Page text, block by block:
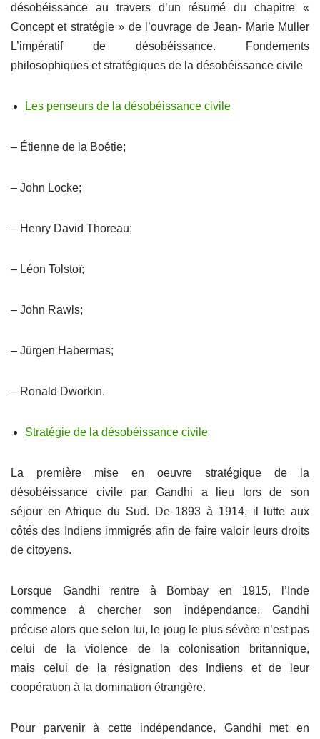
désobéissance au travers d’un résumé du chapitre «
Concept et stratégie » de l’ouvrage de Jean- Marie Muller
L’impératif de désobéissance. Fondements
philosophiques et stratégiques de la désobéissance civile
Les penseurs de la désobéissance civile
– Étienne de la Boétie;
– John Locke;
– Henry David Thoreau;
– Léon Tolstoï;
– John Rawls;
– Jürgen Habermas;
– Ronald Dworkin.
Stratégie de la désobéissance civile
La première mise en oeuvre stratégique de la
désobéissance civile par Gandhi a lieu lors de son
séjour en Afrique du Sud. De 1893 à 1914, il lutte aux
côtés des Indiens immigrés afin de faire valoir leurs droits
de citoyens.
Lorsque Gandhi rentre à Bombay en 1915, l’Inde
commence à chercher son indépendance. Gandhi
précise alors que selon lui, le joug le plus sévère n’est pas
celui de la violence de la colonisation britannique,
mais celui de la résignation des Indiens et de leur
coopération à la domination étrangère.
Pour parvenir à cette indépendance, Gandhi met en